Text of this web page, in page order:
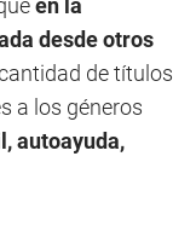
en la
desde otros
de títulos
a los géneros
autoayuda,